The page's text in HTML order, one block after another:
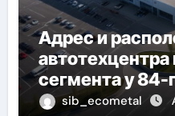
Адрес и
сегмента у
на карте
sib_ecometal